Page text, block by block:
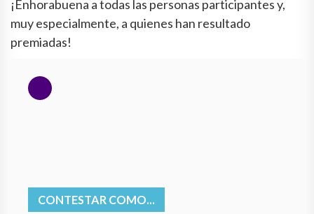
¡Enhorabuena a todas las personas participantes y,
muy especialmente, a quienes han resultado
premiadas!
CONTESTAR COMO...